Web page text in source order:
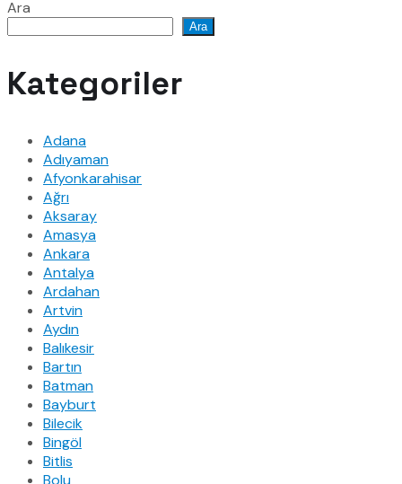
Ara
Ara
Kategoriler
Adana
Adıyaman
Afyonkarahisar
Ağrı
Aksaray
Amasya
Ankara
Antalya
Ardahan
Artvin
Aydın
Balıkesir
Bartın
Batman
Bayburt
Bilecik
Bingöl
Bitlis
Bolu